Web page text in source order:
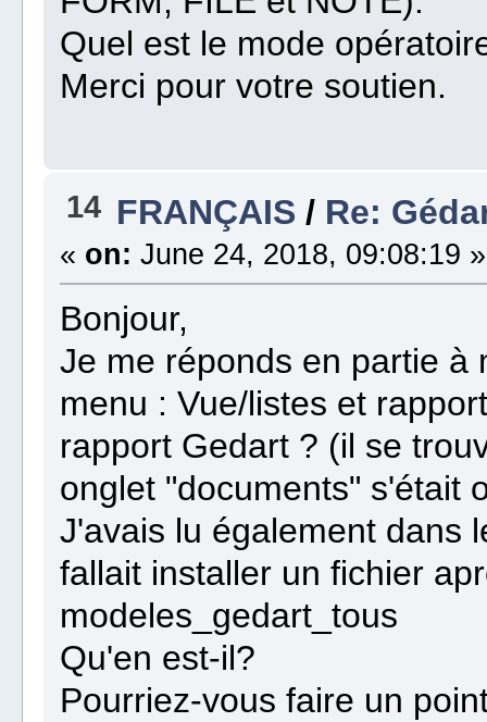
Quel est le mode
Merci pour votre soutien.
14 FRANÇAIS / Re:
« on: June 24, 2018, 09:08:19 »
Bonjour,
Je me réponds en partie à
menu : Vue/listes et
rapport Gedart ? (il se
onglet "documents" s'était
J'avais lu également dans
fallait installer un fichier
modeles_gedart_tous
Qu'en est-il?
Pourriez-vous faire un